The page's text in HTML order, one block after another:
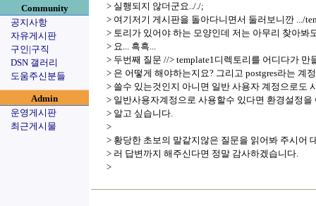
Community
공지사항
자유게시판
구인|구직
DSN 갤러리
도움주신분들
Admin
운영게시판
최근게시물
> 실행되지 않더군요.././;
> 여기저기 게시판을 돌아다니면서 둘러보니깐 .../
> 토리가 있어야 하는 모양인데 저는 아무리 찾아봐
> 요... 흑흑...
> 두번째 질문 //> template1디렉토리를 어디다가 만
> 은 어떻게 해야하는지요? 그리고 postgres라는 계
> 쓸수 있는것인지 아니면 일반 사용자 계정으로도
> 일반사용자계정으로 사용할수 있다면 환경설정
> 알고 싶습니다.
>
> 황당한 초보의 말같지않은 질문을 읽어봐 주시어
> 러 답변까지 해주신다면 정말 감사하겠습니다.
>